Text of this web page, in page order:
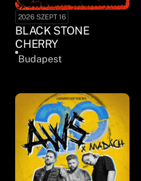
2026 SZEPT 16
BLACK STONE
CHERRY
Budapest